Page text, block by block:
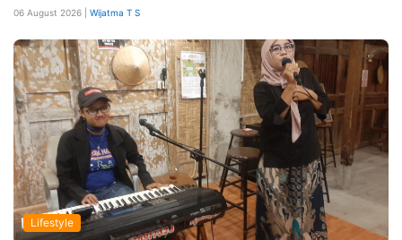
06 August 2026 | Wijatma T S
Lifestyle